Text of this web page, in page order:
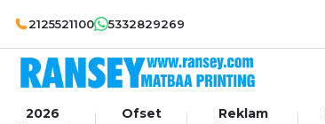
2125521100 5332829269
2026
Ofset
Reklam